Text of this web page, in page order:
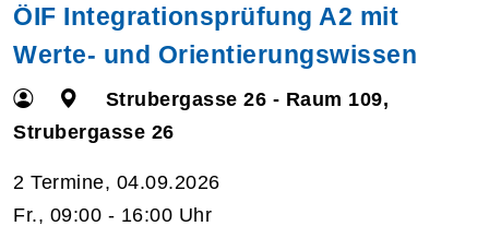
ÖIF Integrationsprüfung A2 mit
Werte- und Orientierungswissen
Strubergasse 26 - Raum 109,
Strubergasse 26
2 Termine, 04.09.2026
Fr., 09:00 - 16:00 Uhr